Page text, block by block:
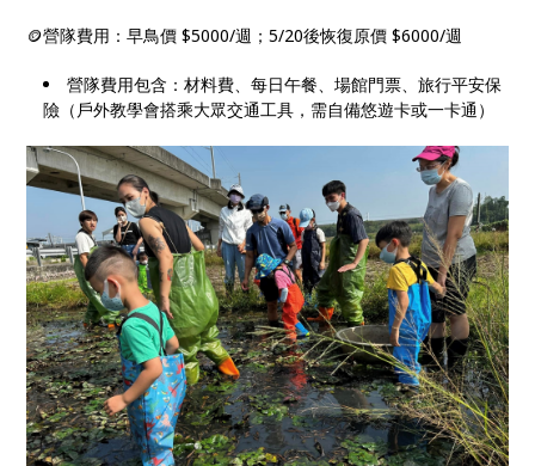
🪙營隊費用：早鳥價 $5000/週；5/20後恢復原價 $6000/週
營隊費用包含：材料費、每日午餐、場館門票、旅行平安保
險（戶外教學會搭乘大眾交通工具，需自備悠遊卡或一卡通）